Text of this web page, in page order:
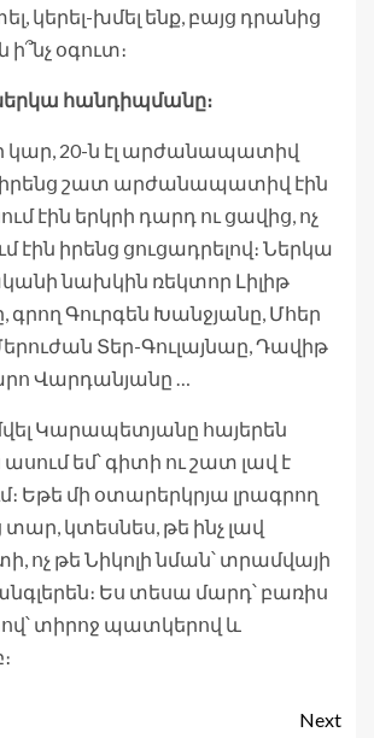
կերել-խմել ենք, բայց դրանից
օգուտ։
ներկա հանդիպմանը։
կար, 20-ն էլ արժանապատիվ
իրենց շատ արժանապատիվ էին
էին երկրի դարդ ու ցավից, ոչ
իրենց ցուցադրելով։ Ներկա
նախկին ռեկտոր Լիլիթ
գրող Գուրգեն Խանջյանը, Մհեր
Տեր-Գուլայնաը, Դավիթ
Վարդանյանը …
Կարապետյանը հայերեն
ասում եմ՝ գիտի ու շատ լավ է
Եթե մի օտարերկրյա լրագրող
տար, կտեսնես, թե ինչ լավ
ոչ թե Նիկոլի նման՝ տրամվայի
Ես տեսա մարդ՝ բառիս
տիրոջ պատկերով և
Next